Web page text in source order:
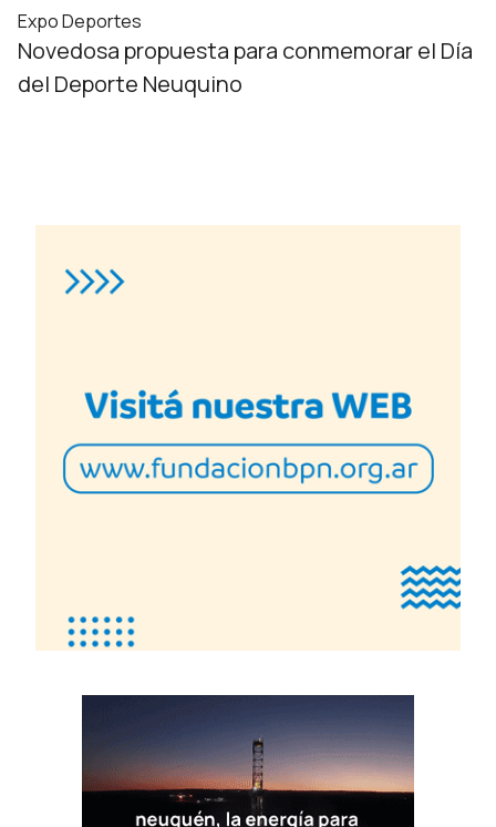
Expo Deportes
Novedosa propuesta para conmemorar el Día
del Deporte Neuquino